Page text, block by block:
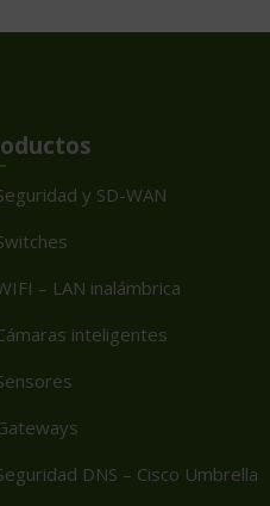
y SD-WAN
– LAN inalámbrica
inteligentes
DNS – Cisco Umbrella